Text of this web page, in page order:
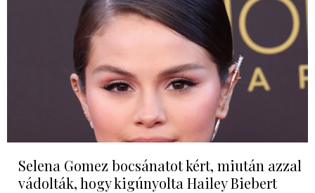
Selena Gomez bocsánatot kért, miután azzal
vádolták, hogy kigúnyolta Hailey Biebert